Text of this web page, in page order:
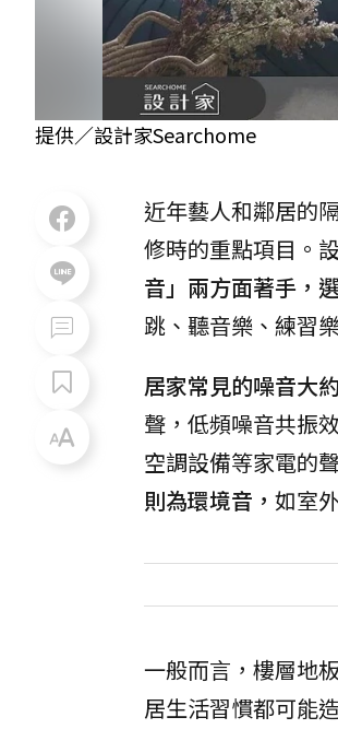
提供／設計家Searchome
近年藝人和鄰居的
修時的重點項目。
音」兩方面著手，
跳、聽音樂、練習
居家常見的噪音大
聲，低頻噪音共振
空調設備等家電的
則為環境音， 如室
一般而言，樓層地
居生活習慣都可能